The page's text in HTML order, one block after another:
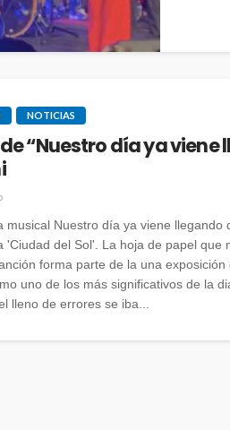
NOTICIAS
“Nuestro día ya viene
musical Nuestro día ya viene
'Ciudad del Sol'. La hoja de papel
forma parte de la una
uno de los más significativos de la
lleno de errores se iba...